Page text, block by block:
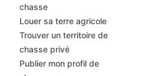
chasse
Louer sa terre agricole
Trouver un territoire de
chasse privé
Publier mon profil de